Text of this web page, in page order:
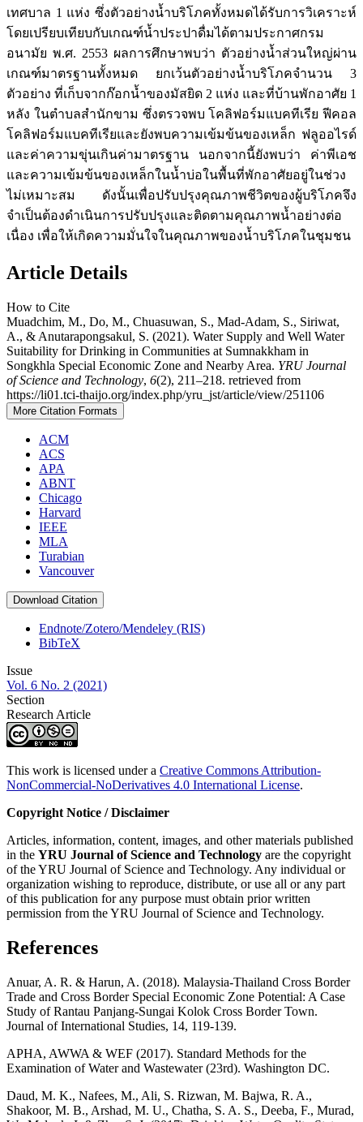
เทศบาล 1 แห่ง ซึ่งตัวอย่างน้ำบริโภคทั้งหมดได้รับการวิเคราะห์
โดยเปรียบเทียบกับเกณฑ์น้ำประปาดื่มได้ตามประกาศกรม
อนามัย พ.ศ. 2553 ผลการศึกษาพบว่า ตัวอย่างน้ำส่วนใหญ่ผ่าน
เกณฑ์มาตรฐานทั้งหมด ยกเว้นตัวอย่างน้ำบริโภคจำนวน 3
ตัวอย่าง ที่เก็บจากก๊อกน้ำของมัสยิด 2 แห่ง และที่บ้านพักอาศัย 1
หลัง ในตำบลสำนักขาม ซึ่งตรวจพบ โคลิฟอร์มแบคทีเรีย ฟีคอล
โคลิฟอร์มแบคทีเรียและยังพบความเข้มข้นของเหล็ก ฟลูออไรด์
และค่าความขุ่นเกินค่ามาตรฐาน นอกจากนี้ยังพบว่า ค่าพีเอช
และความเข้มข้นของเหล็กในน้ำบ่อในพื้นที่พักอาศัยอยู่ในช่วง
ไม่เหมาะสม ดังนั้นเพื่อปรับปรุงคุณภาพชีวิตของผู้บริโภคจึง
จำเป็นต้องดำเนินการปรับปรุงและติดตามคุณภาพน้ำอย่างต่อ
เนื่อง เพื่อให้เกิดความมั่นใจในคุณภาพของน้ำบริโภคในชุมชน
Article Details
How to Cite
Muadchim, M., Do, M., Chuasuwan, S., Mad-Adam, S., Siriwat,
A., & Anutarapongsakul, S. (2021). Water Supply and Well Water
Suitability for Drinking in Communities at Sumnakkham in
Songkhla Special Economic Zone and Nearby Area. YRU Journal
of Science and Technology, 6(2), 211–218. retrieved from
https://li01.tci-thaijo.org/index.php/yru_jst/article/view/251106
More Citation Formats
ACM
ACS
APA
ABNT
Chicago
Harvard
IEEE
MLA
Turabian
Vancouver
Download Citation
Endnote/Zotero/Mendeley (RIS)
BibTeX
Issue
Vol. 6 No. 2 (2021)
Section
Research Article
This work is licensed under a Creative Commons Attribution-
NonCommercial-NoDerivatives 4.0 International License.
Copyright Notice / Disclaimer
Articles, information, content, images, and other materials published
in the YRU Journal of Science and Technology are the copyright
of the YRU Journal of Science and Technology. Any individual or
organization wishing to reproduce, distribute, or use all or any part
of this publication for any purpose must obtain prior written
permission from the YRU Journal of Science and Technology.
References
Anuar, A. R. & Harun, A. (2018). Malaysia-Thailand Cross Border
Trade and Cross Border Special Economic Zone Potential: A Case
Study of Rantau Panjang-Sungai Kolok Cross Border Town.
Journal of International Studies, 14, 119-139.
APHA, AWWA & WEF (2017). Standard Methods for the
Examination of Water and Wastewater (23rd). Washington DC.
Daud, M. K., Nafees, M., Ali, S. Rizwan, M. Bajwa, R. A.,
Shakoor, M. B., Arshad, M. U., Chatha, S. A. S., Deeba, F., Murad,